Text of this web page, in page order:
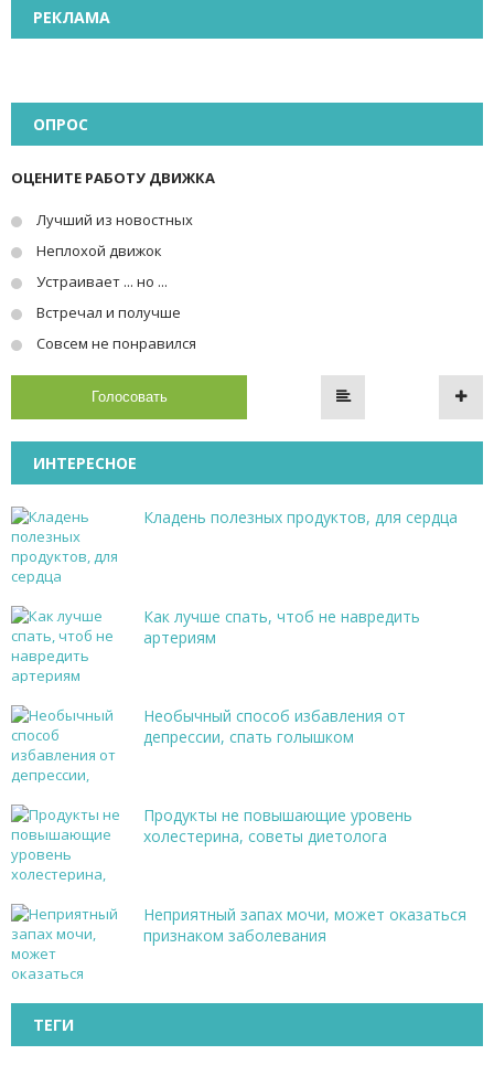
РЕКЛАМА
ОПРОС
ОЦЕНИТЕ РАБОТУ ДВИЖКА
Лучший из новостных
Неплохой движок
Устраивает ... но ...
Встречал и получше
Совсем не понравился
Голосовать
ИНТЕРЕСНОЕ
Кладень полезных продуктов, для сердца
Как лучше спать, чтоб не навредить
артериям
Необычный способ избавления от
депрессии, спать голышком
Продукты не повышающие уровень
холестерина, советы диетолога
Неприятный запах мочи, может оказаться
признаком заболевания
ТЕГИ